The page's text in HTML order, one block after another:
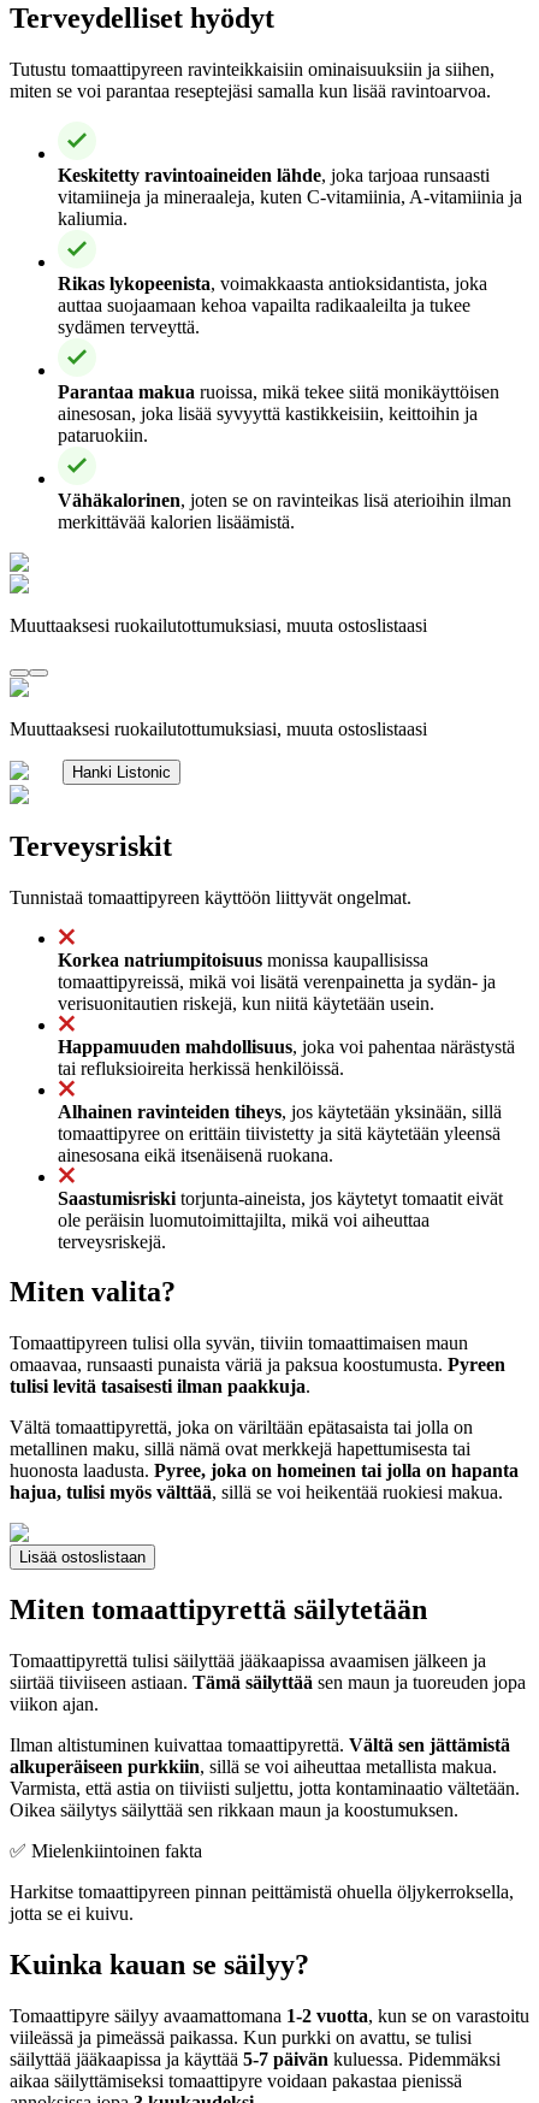
Terveydelliset hyödyt
Tutustu tomaattipyreen ravinteikkaisiin ominaisuuksiin ja siihen,
miten se voi parantaa reseptejäsi samalla kun lisää ravintoarvoa.
Keskitetty ravintoaineiden lähde, joka tarjoaa runsaasti
vitamiineja ja mineraaleja, kuten C-vitamiinia, A-vitamiinia ja
kaliumia.
Rikas lykopeenista, voimakkaasta antioksidantista, joka
auttaa suojaamaan kehoa vapailta radikaaleilta ja tukee
sydämen terveyttä.
Parantaa makua ruoissa, mikä tekee siitä monikäyttöisen
ainesosan, joka lisää syvyyttä kastikkeisiin, keittoihin ja
pataruokiin.
Vähäkalorinen, joten se on ravinteikas lisä aterioihin ilman
merkittävää kalorien lisäämistä.
Muuttaaksesi ruokailutottumuksiasi, muuta ostoslistaasi
Muuttaaksesi ruokailutottumuksiasi, muuta ostoslistaasi
Hanki Listonic
Terveysriskit
Tunnistaä tomaattipyreen käyttöön liittyvät ongelmat.
Korkea natriumpitoisuus monissa kaupallisissa
tomaattipyreissä, mikä voi lisätä verenpainetta ja sydän- ja
verisuonitautien riskejä, kun niitä käytetään usein.
Happamuuden mahdollisuus, joka voi pahentaa närästystä
tai refluksioireita herkissä henkilöissä.
Alhainen ravinteiden tiheys, jos käytetään yksinään, sillä
tomaattipyree on erittäin tiivistetty ja sitä käytetään yleensä
ainesosana eikä itsenäisenä ruokana.
Saastumisriski torjunta-aineista, jos käytetyt tomaatit eivät
ole peräisin luomutoimittajilta, mikä voi aiheuttaa
terveysriskejä.
Miten valita?
Tomaattipyreen tulisi olla syvän, tiiviin tomaattimaisen maun
omaavaa, runsaasti punaista väriä ja paksua koostumusta. Pyreen
tulisi levitä tasaisesti ilman paakkuja.
Vältä tomaattipyrettä, joka on väriltään epätasaista tai jolla on
metallinen maku, sillä nämä ovat merkkejä hapettumisesta tai
huonosta laadusta. Pyree, joka on homeinen tai jolla on hapanta
hajua, tulisi myös välttää, sillä se voi heikentää ruokiesi makua.
Lisää ostoslistaan
Miten tomaattipyrettä säilytetään
Tomaattipyrettä tulisi säilyttää jääkaapissa avaamisen jälkeen ja
siirtää tiiviiseen astiaan. Tämä säilyttää sen maun ja tuoreuden jopa
viikon ajan.
Ilman altistuminen kuivattaa tomaattipyrettä. Vältä sen jättämistä
alkuperäiseen purkkiin, sillä se voi aiheuttaa metallista makua.
Varmista, että astia on tiiviisti suljettu, jotta kontaminaatio vältetään.
Oikea säilytys säilyttää sen rikkaan maun ja koostumuksen.
✅ Mielenkiintoinen fakta
Harkitse tomaattipyreen pinnan peittämistä ohuella öljykerroksella,
jotta se ei kuivu.
Kuinka kauan se säilyy?
Tomaattipyre säilyy avaamattomana 1-2 vuotta, kun se on varastoitu
viileässä ja pimeässä paikassa. Kun purkki on avattu, se tulisi
säilyttää jääkaapissa ja käyttää 5-7 päivän kuluessa. Pidemmäksi
aikaa säilyttämiseksi tomaattipyre voidaan pakastaa pienissä